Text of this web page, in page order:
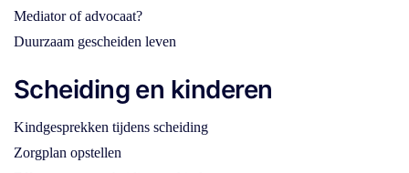
Mediator of advocaat?
Duurzaam gescheiden leven
Scheiding en kinderen
Kindgesprekken tijdens scheiding
Zorgplan opstellen